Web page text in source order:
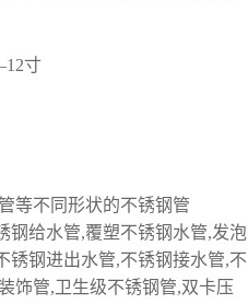
寸
等不同形状的不锈钢管
钢给水管,覆塑不锈钢水管,发泡
锈钢进出水管,不锈钢接水管,不
饰管,卫生级不锈钢管,双卡压